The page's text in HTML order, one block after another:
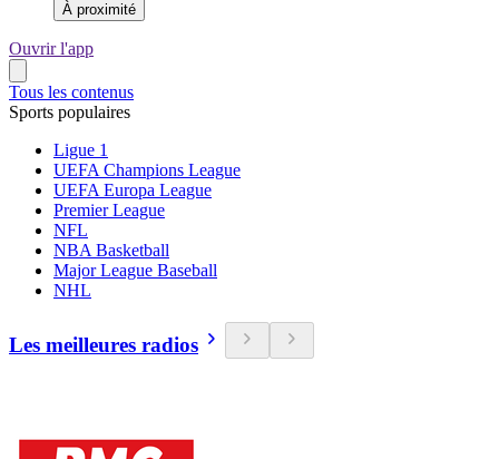
À proximité
Ouvrir l'app
Tous les contenus
Sports populaires
Ligue 1
UEFA Champions League
UEFA Europa League
Premier League
NFL
NBA Basketball
Major League Baseball
NHL
Les meilleures radios